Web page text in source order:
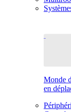
Monde
en